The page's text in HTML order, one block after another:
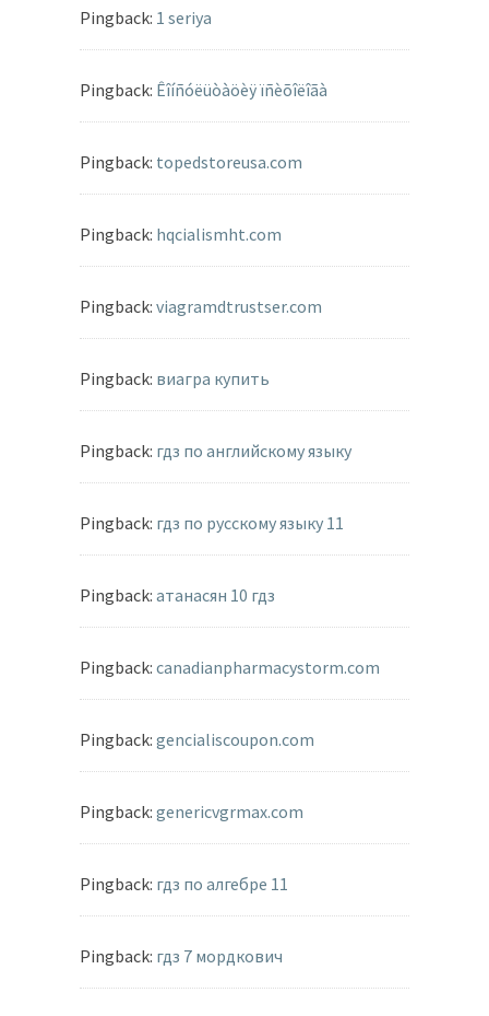
Pingback: 1 seriya
Pingback: Êîíñóëüòàöèÿ ïñèõîëîãà
Pingback: topedstoreusa.com
Pingback: hqcialismht.com
Pingback: viagramdtrustser.com
Pingback: виагра купить
Pingback: гдз по английскому языку
Pingback: гдз по русскому языку 11
Pingback: атанасян 10 гдз
Pingback: canadianpharmacystorm.com
Pingback: gencialiscoupon.com
Pingback: genericvgrmax.com
Pingback: гдз по алгебре 11
Pingback: гдз 7 мордкович